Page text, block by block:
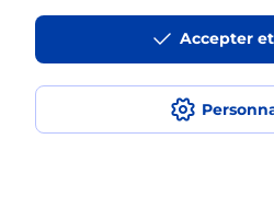
Accepter
Est-ce que je peux
à l’étranger avec La
Est-ce que je peux
en plusieurs fois avec